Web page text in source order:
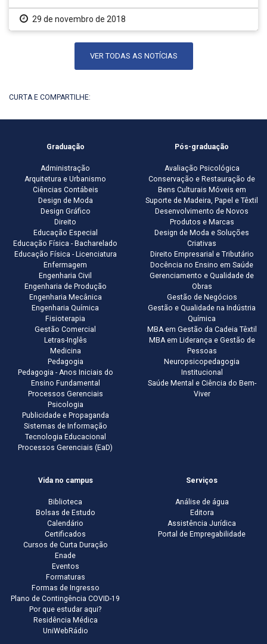
29 de novembro de 2018
VER TODAS AS NOTÍCIAS
CURTA E COMPARTILHE:
Graduação
Administração
Arquitetura e Urbanismo
Ciências Contábeis
Design de Moda
Design Gráfico
Direito
Educação Especial
Educação Física - Bacharelado
Educação Física - Licenciatura
Enfermagem
Engenharia Civil
Engenharia de Produção
Engenharia Mecânica
Engenharia Química
Fisioterapia
Gestão Comercial
Letras-Inglês
Medicina
Pedagogia
Pedagogia - Anos Iniciais do
Ensino Fundamental
Processos Gerenciais
Psicologia
Publicidade e Propaganda
Sistemas de Informação
Tecnologia Educacional
Processos Gerenciais (EaD)
Pós-graduação
Avaliação Psicológica
Conservação e Restauração de
Bens Culturais Móveis em
Suporte de Madeira, Papel e Têxtil
Desenvolvimento de Novos
Produtos e Marcas
Design de Moda e Soluções
Criativas
Direito Empresarial e Tributário
Docência no Ensino em Saúde
Gerenciamento e Qualidade de
Obras
Gestão de Negócios
Gestão e Qualidade na Indústria
Química
MBA em Gestão da Cadeia Têxtil
MBA em Liderança e Gestão de
Pessoas
Neuropsicopedagogia
Institucional
Saúde Mental e Ciência do Bem-
Viver
Vida no campus
Biblioteca
Bolsas de Estudo
Calendário
Certificados
Cursos de Curta Duração
Enade
Eventos
Formaturas
Formas de Ingresso
Plano de Contingência COVID-19
Por que estudar aqui?
Residência Médica
UniWebRádio
Serviços
Análise de água
Editora
Assistência Jurídica
Portal de Empregabilidade